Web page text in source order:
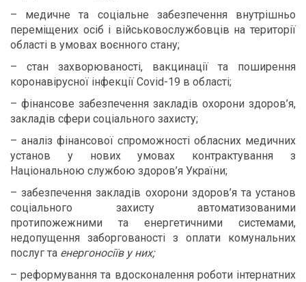
– медичне та соціальне забезпечення внутрішньо
переміщених осіб і військовослужбовців на території
області в умовах воєнного стану;
– стан захворюваності, вакцинації та поширення
коронавірусної інфекції Covid-19 в області;
– фінансове забезпечення закладів охорони здоров’я,
закладів сфери соціального захисту;
– аналіз фінансової спроможності обласних медичних
установ у нових умовах контрактування з
Національною службою здоров’я України;
– забезпечення закладів охорони здоров’я та установ
соціального захисту автоматизованими
протипожежними та енергетичними системами,
недопущення заборгованості з оплати комунальних
послуг та енергоносіїв у них;
– реформування та вдосконалення роботи інтернатних